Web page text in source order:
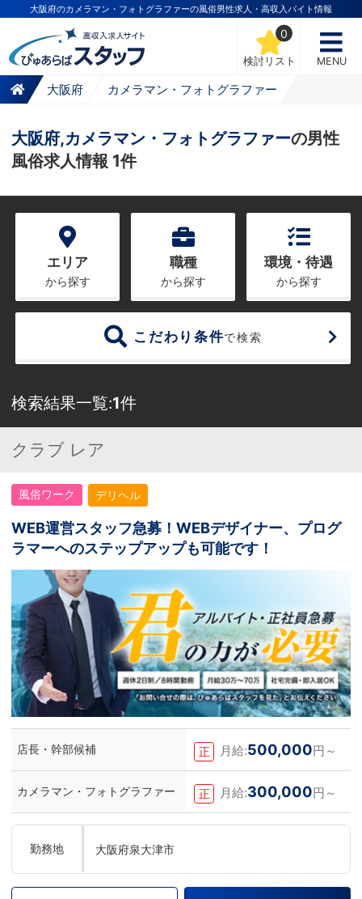
大阪府のカメラマン・フォトグラファーの風俗男性求人・高収入バイト情報
検討リスト
0
MENU
大阪府 カメラマン・フォトグラファー
大阪府,カメラマン・フォトグラファーの男性
風俗求人情報 1件
エリア
から探す
職種
から探す
環境・待遇
から探す
こだわり条件で検索
検索結果一覧:1件
クラブ レア
風俗ワーク デリヘル
WEB運営スタッフ急募！WEBデザイナー、プログ
ラマーへのステップアップも可能です！
店長・幹部候補 正 月給:500,000円～
カメラマン・フォトグラファー 正 月給:300,000円～
勤務地 大阪府泉大津市